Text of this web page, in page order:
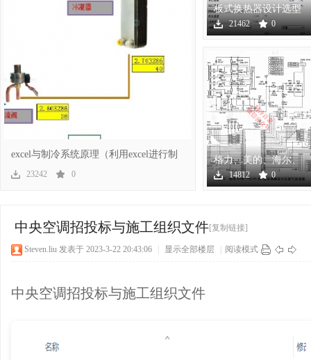
excel与制冷系统原理（利用excel进行制
冷系
23242 0
板式换热器设计选型
软件下载
21462 0
格力、美的、海尔、
海信、奥克斯几十个
空调
14812 0
中央空调招投标与施工组织文件[复制链接]
Steven.liu 发表于 2023-3-22 20:43:06 显示全部楼层 阅读模式
中央空调招投标与施工组织文件